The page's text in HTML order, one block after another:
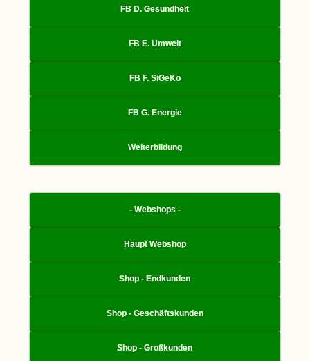
FB D. Gesundheit
FB E. Umwelt
FB F. SiGeKo
FB G. Energie
Weiterbildung
- Webshops -
Haupt Webshop
Shop - Endkunden
Shop - Geschäftskunden
Shop - Großkunden